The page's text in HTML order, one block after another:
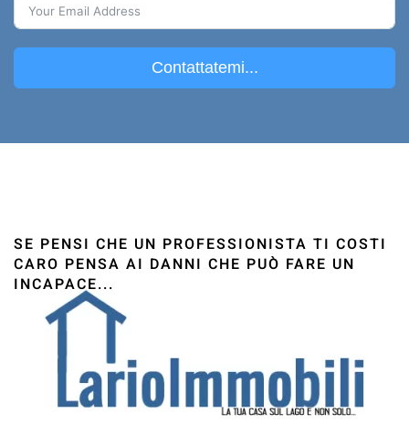
Contattatemi...
SE PENSI CHE UN PROFESSIONISTA TI COSTI
CARO PENSA AI DANNI CHE PUÒ FARE UN
INCAPACE...